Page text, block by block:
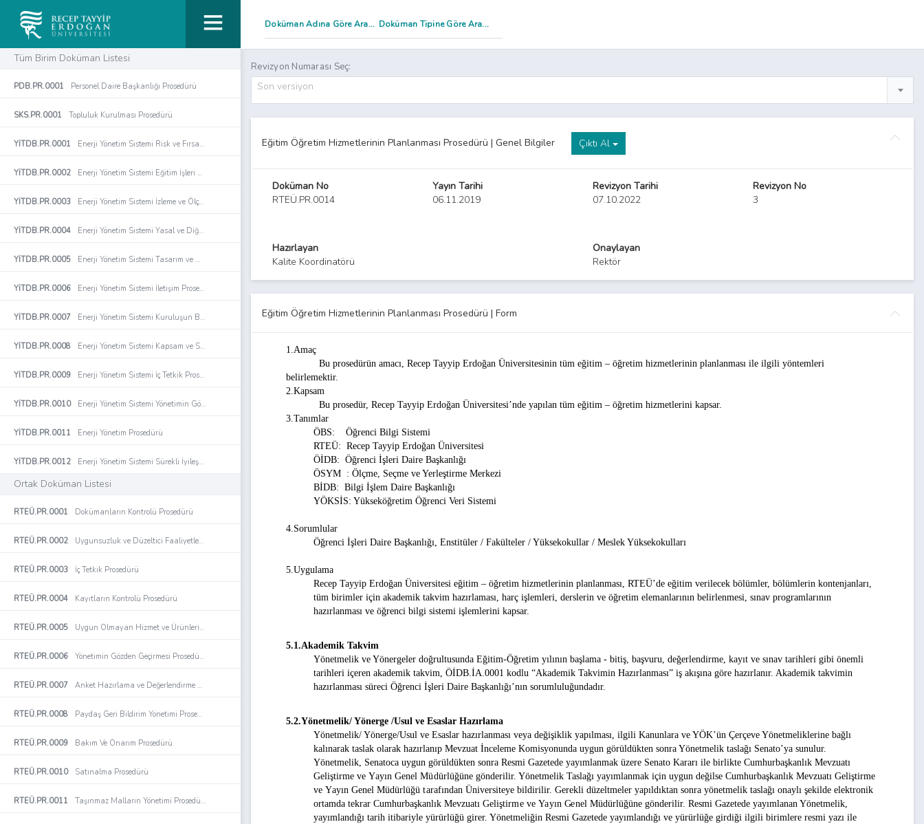
Tüm Birim Doküman Listesi
PDB.PR.0001 Personel Daire Başkanlığı Prosedürü
SKS.PR.0001 Topluluk Kurulması Prosedürü
YİTDB.PR.0001 Enerji Yönetim Sistemi Risk ve Fırsat Yönetimi Prosedürü
YİTDB.PR.0002 Enerji Yönetim Sistemi Eğitim İşleri Prosedürü
YİTDB.PR.0003 Enerji Yönetim Sistemi İzleme ve Ölçme Prosedürü
YİTDB.PR.0004 Enerji Yönetim Sistemi Yasal ve Diğer Şartlar Prosedürü
YİTDB.PR.0005 Enerji Yönetim Sistemi Tasarım ve Geliştirme Prosedürü
YİTDB.PR.0006 Enerji Yönetim Sistemi İletişim Prosedürü
YİTDB.PR.0007 Enerji Yönetim Sistemi Kuruluşun Bağlamı ve İlgili Taraflar Prosedürü
YİTDB.PR.0008 Enerji Yönetim Sistemi Kapsam ve Sınırlar Prosedürü
YİTDB.PR.0009 Enerji Yönetim Sistemi İç Tetkik Prosedürü
YİTDB.PR.0010 Enerji Yönetim Sistemi Yönetimin Gözden Geçirme Prosedürü
YİTDB.PR.0011 Enerji Yönetim Prosedürü
YİTDB.PR.0012 Enerji Yönetim Sistemi Sürekli İyileştirme Prosedürü
Ortak Doküman Listesi
RTEÜ.PR.0001 Dokümanların Kontrolü Prosedürü
RTEÜ.PR.0002 Uygunsuzluk ve Düzeltici Faaliyetler Prosedürü
RTEÜ.PR.0003 İç Tetkik Prosedürü
RTEÜ.PR.0004 Kayıtların Kontrolü Prosedürü
RTEÜ.PR.0005 Uygun Olmayan Hizmet ve Ürünlerin Kontrolü Prosedürü
RTEÜ.PR.0006 Yönetimin Gözden Geçirmesi Prosedürü
RTEÜ.PR.0007 Anket Hazırlama ve Değerlendirme Prosedürü
RTEÜ.PR.0008 Paydaş Geri Bildirim Yönetimi Prosedürü
RTEÜ.PR.0009 Bakım Ve Onarım Prosedürü
RTEÜ.PR.0010 Satınalma Prosedürü
RTEÜ.PR.0011 Taşınmaz Malların Yönetimi Prosedürü
Revizyon Numarası Seç:
Son versiyon
Eğitim Öğretim Hizmetlerinin Planlanması Prosedürü | Genel Bilgiler Çıktı Al
Doküman No
RTEÜ.PR.0014
Yayın Tarihi
06.11.2019
Revizyon Tarihi
07.10.2022
Revizyon No
3
Hazırlayan
Kalite Koordinatörü
Onaylayan
Rektör
Eğitim Öğretim Hizmetlerinin Planlanması Prosedürü | Form
1.Amaç
Bu prosedürün amacı, Recep Tayyip Erdoğan Üniversitesinin tüm eğitim – öğretim hizmetlerinin planlanması ile ilgili yöntemleri
belirlemektir.
2.Kapsam
Bu prosedür, Recep Tayyip Erdoğan Üniversitesi’nde yapılan tüm eğitim – öğretim hizmetlerini kapsar.
3.Tanımlar
ÖBS: Öğrenci Bilgi Sistemi
RTEÜ: Recep Tayyip Erdoğan Üniversitesi
ÖİDB: Öğrenci İşleri Daire Başkanlığı
ÖSYM : Ölçme, Seçme ve Yerleştirme Merkezi
BİDB: Bilgi İşlem Daire Başkanlığı
YÖKSİS: Yükseköğretim Öğrenci Veri Sistemi
4.Sorumlular
Öğrenci İşleri Daire Başkanlığı, Enstitüler / Fakülteler / Yüksekokullar / Meslek Yüksekokulları
5.Uygulama
Recep Tayyip Erdoğan Üniversitesi eğitim – öğretim hizmetlerinin planlanması, RTEÜ’de eğitim verilecek bölümler, bölümlerin kontenjanları,
tüm birimler için akademik takvim hazırlaması, harç işlemleri, derslerin ve öğretim elemanlarının belirlenmesi, sınav programlarının
hazırlanması ve öğrenci bilgi sistemi işlemlerini kapsar.
5.1.Akademik Takvim
Yönetmelik ve Yönergeler doğrultusunda Eğitim-Öğretim yılının başlama - bitiş, başvuru, değerlendirme, kayıt ve sınav tarihleri gibi önemli
tarihleri içeren akademik takvim, ÖİDB.İA.0001 kodlu “Akademik Takvimin Hazırlanması” iş akışına göre hazırlanır. Akademik takvimin
hazırlanması süreci Öğrenci İşleri Daire Başkanlığı’nın sorumluluğundadır.
5.2.Yönetmelik/ Yönerge /Usul ve Esaslar Hazırlama
Yönetmelik/ Yönerge/Usul ve Esaslar hazırlanması veya değişiklik yapılması, ilgili Kanunlara ve YÖK’ün Çerçeve Yönetmeliklerine bağlı
kalınarak taslak olarak hazırlanıp Mevzuat İnceleme Komisyonunda uygun görüldükten sonra Yönetmelik taslağı Senato’ya sunulur.
Yönetmelik, Senatoca uygun görüldükten sonra Resmi Gazetede yayımlanmak üzere Senato Kararı ile birlikte Cumhurbaşkanlık Mevzuatı
Geliştirme veYayınGenel Müdürlüğüne gönderilir. Yönetmelik Taslağı yayımlanmak için uygun değilse Cumhurbaşkanlık MevzuatıGeliştirme
ve YayınGenel Müdürlüğü tarafından Üniversiteye bildirilir. Gerekli düzeltmeler yapıldıktan sonra yönetmelik taslağı onaylı şekilde elektronik
ortamda tekrar Cumhurbaşkanlık MevzuatıGeliştirme ve Yayın Genel Müdürlüğüne gönderilir. Resmi Gazetede yayımlanan Yönetmelik,
yayımlandığı tarih itibariyle yürürlüğü girer. Yönetmeliğin Resmi Gazetede yayımlandığı ve yürürlüğe girdiği ilgili birimlere resmi yazı ile